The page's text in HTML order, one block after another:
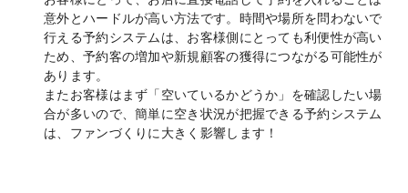
意外とハードルが高い方法です。時間や場所を問わないで
行える予約システムは、お客様側にとっても利便性が高い
ため、予約客の増加や新規顧客の獲得につながる可能性が
あります。
またお客様はまず「空いているかどうか」を確認したい場
合が多いので、簡単に空き状況が把握できる予約システム
は、ファンづくりに大きく影響します！